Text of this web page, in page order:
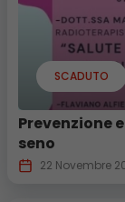
SCADUTO
Prevenzione
seno
22 Novembre